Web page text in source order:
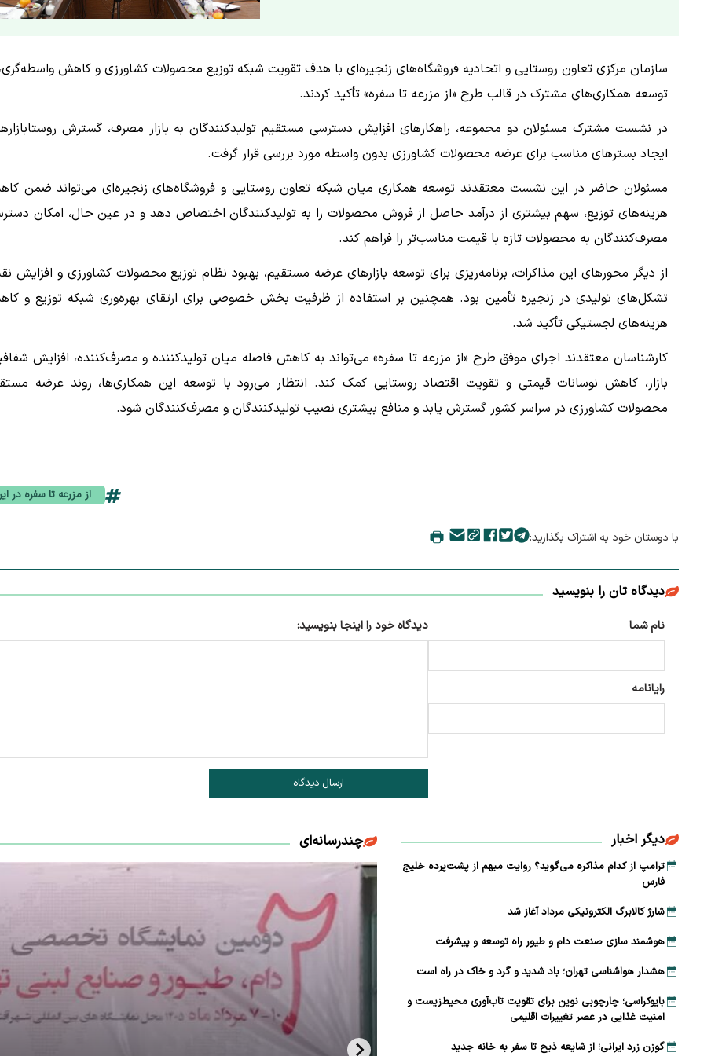
سازمان مرکزی تعاون روستایی و اتحادیه فروشگاه‌های زنجیره‌ای با هدف تقویت شبکه توزیع محصولات کشاورزی و کاهش
توسعه همکاری‌های مشترک در قالب طرح «از مزرعه تا سفره» تأکید کردند.
در نشست مشترک مسئولان دو مجموعه، راهکارهای افزایش دسترسی مستقیم تولیدکنندگان به بازار مصرف، گسترش
ایجاد بسترهای مناسب برای عرضه محصولات کشاورزی بدون واسطه مورد بررسی قرار گرفت.
مسئولان حاضر در این نشست معتقدند توسعه همکاری میان شبکه تعاون روستایی و فروشگاه‌های زنجیره‌ای می‌تواند ضمن
هزینه‌های توزیع، سهم بیشتری از درآمد حاصل از فروش محصولات را به تولیدکنندگان اختصاص دهد و در عین حال، امکان
مصرف‌کنندگان به محصولات تازه با قیمت مناسب‌تر را فراهم کند.
از دیگر محورهای این مذاکرات، برنامه‌ریزی برای توسعه بازارهای عرضه مستقیم، بهبود نظام توزیع محصولات کشاورزی و افزایش
تشکل‌های تولیدی در زنجیره تأمین بود. همچنین بر استفاده از ظرفیت بخش خصوصی برای ارتقای بهره‌وری شبکه توزیع و
هزینه‌های لجستیکی تأکید شد.
کارشناسان معتقدند اجرای موفق طرح «از مزرعه تا سفره» می‌تواند به کاهش فاصله میان تولیدکننده و مصرف‌کننده، افزایش
بازار، کاهش نوسانات قیمتی و تقویت اقتصاد روستایی کمک کند. انتظار می‌رود با توسعه این همکاری‌ها، روند عرضه
محصولات کشاورزی در سراسر کشور گسترش یابد و منافع بیشتری نصیب تولیدکنندگان و مصرف‌کنندگان شود.
از مزرعه تا سفره در
با دوستان خود به اشتراک بگذارید:
دیدگاه تان را بنویسید
نام شما
رایانامه
دیدگاه خود را اینجا بنویسید:
ارسال دیدگاه
دیگر اخبار
ترامپ از کدام مذاکره می‌گوید؟ روایت مبهم از پشت‌پرده خلیج
فارس
شارژ کالابرگ الکترونیکی مرداد آغاز شد
هوشمند سازی صنعت دام و طیور راه توسعه و پیشرفت
هشدار هواشناسی تهران؛ باد شدید و گرد و خاک در راه است
بایوکراسی؛ چارچوبی نوین برای تقویت تاب‌آوری محیط‌زیست و
امنیت غذایی در عصر تغییرات اقلیمی
گوزن زرد ایرانی؛ از شایعه ذبح تا سفر به خانه جدید
چندرسانه‌ای